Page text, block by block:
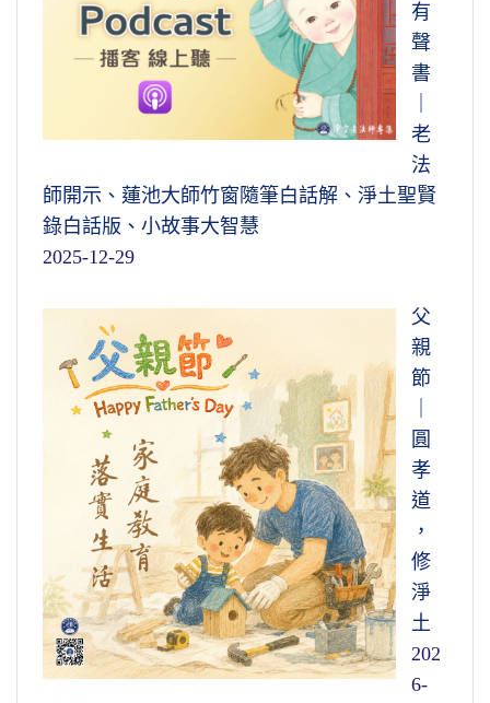
有
聲
書
老
法
師開示、蓮池大師竹窗隨筆白話解、淨土聖賢
錄白話版、小故事大智慧
2025-12-29
父
親
節
圓
孝
道
，
修
淨
土
202
6-